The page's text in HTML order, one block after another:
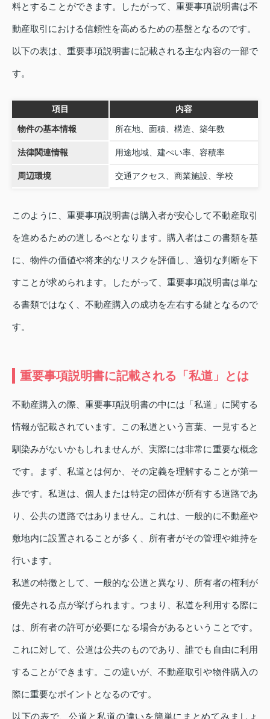
料とすることができます。したがって、重要事項説明書は不
動産取引における信頼性を高めるための基盤となるのです。
以下の表は、重要事項説明書に記載される主な内容の一部で
す。
項目 内容
物件の基本情報 所在地、面積、構造、築年数
法律関連情報 用途地域、建ぺい率、容積率
周辺環境 交通アクセス、商業施設、学校
このように、重要事項説明書は購入者が安心して不動産取引
を進めるための道しるべとなります。購入者はこの書類を基
に、物件の価値や将来的なリスクを評価し、適切な判断を下
すことが求められます。したがって、重要事項説明書は単な
る書類ではなく、不動産購入の成功を左右する鍵となるので
す。
重要事項説明書に記載される「私道」とは
不動産購入の際、重要事項説明書の中には「私道」に関する
情報が記載されています。この私道という言葉、一見すると
馴染みがないかもしれませんが、実際には非常に重要な概念
です。まず、私道とは何か、その定義を理解することが第一
歩です。私道は、個人または特定の団体が所有する道路であ
り、公共の道路ではありません。これは、一般的に不動産や
敷地内に設置されることが多く、所有者がその管理や維持を
行います。
私道の特徴として、一般的な公道と異なり、所有者の権利が
優先される点が挙げられます。つまり、私道を利用する際に
は、所有者の許可が必要になる場合があるということです。
これに対して、公道は公共のものであり、誰でも自由に利用
することができます。この違いが、不動産取引や物件購入の
際に重要なポイントとなるのです。
以下の表で、公道と私道の違いを簡単にまとめてみましょ